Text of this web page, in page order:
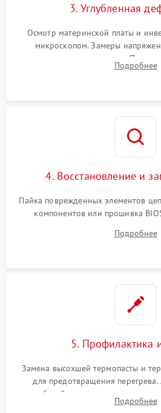
3. Углубленная
Осмотр материнской платы и
микроскопом. Замеры
процессора и видеокарты.
диска и оперативной памяти с
Подробнее
4. Восстановление и
Пайка поврежденных элементов
компонентов или прошивка
матрицы, замена неисправного
SSD или установка новых
Подробнее
5. Профилактика
Замена высохшей термопасты и
для предотвращения перегрева.
кабелей, подключение
надежная фиксация всехПодробнее